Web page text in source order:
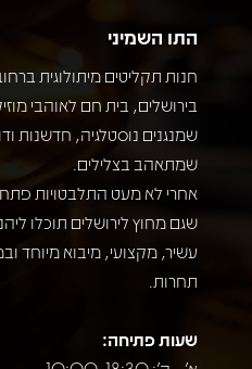
התו השמיני
בירושלים, בית חם לאוהבי
שמנגנים נוסטלגיה, חדשנות
שמתאהב בצלילים.
אחרי לא מעט התלבטויות
שגם מחוץ לירושלים תוכלו
עשיר, מקצועי, מיבוא מיוחד
תחרות.
שעות פתיחה: